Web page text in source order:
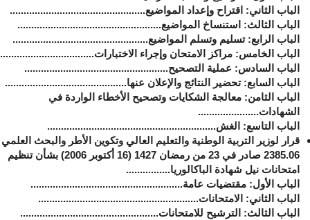
الباب الثاني: ‏اقتراح وإعداد المواضيع.................................................
الباب الثالث: ‏استنساخ المواضيع....................................................
الباب الرابع: ‏تسليم وتسلم المواضيع.................................................
الباب الخامس: ‏مراكز الامتحان وإجراء
الباب السادس: ‏عملية التصحيح....................................................
الباب السابع: ‏تحضير النتائج والإعلان عنها............................................
الباب الثامن: ‏معالجة الشكايات وتصحيح الأخطاء الواردة في
الشهادات......................
الباب التاسع: ‏الغش.............................................................
قرار لوزير
التربية الوطنية والتعليم العالي وتكوين الأطر والبحث
2385.06 صادر في 23 من رمضان 1427 (16 أكتوبر 2006) بشأن تنظيم
امتحانات نيل شهادة الباكالوريا................
الباب الأول: ‏مقتضيات عامة.......................................................
الباب الثاني: ‏الامتحانات..........................................................
الباب الثالث: ‏الترشيح للامتحانات..................................................